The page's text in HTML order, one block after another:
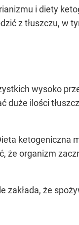
i diety
z tłuszczu, w
wysoko
duże ilości
ketogeniczna
że organizm
że